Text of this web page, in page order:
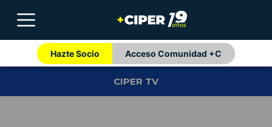
Hazte Socio Acceso Comunidad +C
CIPER TV